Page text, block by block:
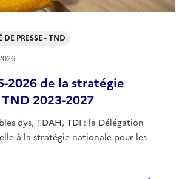
2026 de la stratégie
2023-2027
dys, TDAH, TDI : la Délégation
à la stratégie nationale pour les
PRESSE - TND